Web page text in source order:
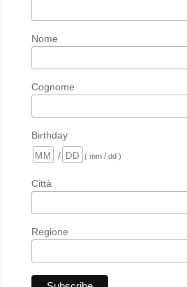
Nome
Cognome
Birthday
/
( mm / dd )
Città
Regione